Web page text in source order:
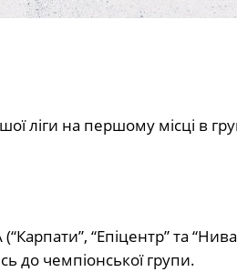
ліги на першому місці в
“Епіцентр” та
до чемпіонської групи.